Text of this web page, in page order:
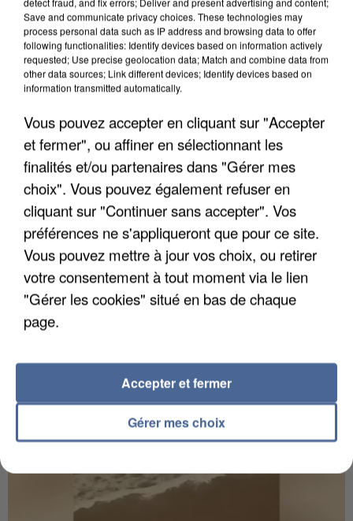
6 août 2026
Gabriel Attal et Raphaël Glucksmann visés par des
ingérences...
Sollicité, Sébastien Lecornu annonce un "travail
commun" avec les partis à la rentrée.
Save and communicate privacy choices. These technologies may
process personal data such as IP address and browsing data to offer
following functionalities: Identify devices based on information actively
requested; Use precise geolocation data; Match and combine data from
other data sources; Link different devices; Identify devices based on
information transmitted automatically.
Vous pouvez accepter en cliquant sur "Accepter
et fermer", ou affiner en sélectionnant les
finalités et/ou partenaires dans "Gérer mes
choix". Vous pouvez également refuser en
cliquant sur "Continuer sans accepter". Vos
préférences ne s'appliqueront que pour ce site.
Vous pouvez mettre à jour vos choix, ou retirer
votre consentement à tout moment via le lien
"Gérer les cookies" situé en bas de chaque
page.
Gérer mes choix
Accepter et fermer